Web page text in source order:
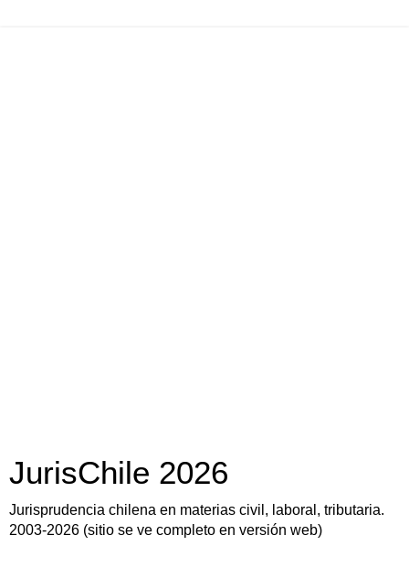
JurisChile 2026
Jurisprudencia chilena en materias civil, laboral, tributaria.
2003-2026 (sitio se ve completo en versión web)